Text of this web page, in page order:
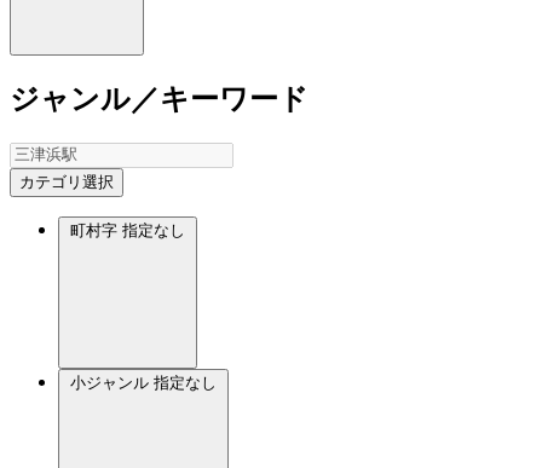
ジャンル／キーワード
カテゴリ選択
町村字 指定なし
小ジャンル 指定なし